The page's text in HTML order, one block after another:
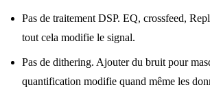
Pas de traitement DSP. EQ, crossfeed,
tout cela modifie le signal.
Pas de dithering. Ajouter du bruit pour
quantification modifie quand même les